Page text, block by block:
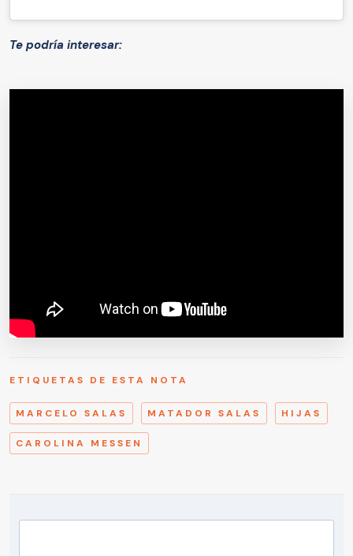
Te podría interesar:
ETIQUETAS DE ESTA NOTA
MARCELO SALAS MATADOR SALAS HIJAS
CAROLINA MESSEN